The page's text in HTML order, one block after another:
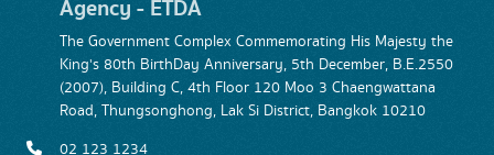
Agency - ETDA
The Government Complex Commemorating His Majesty the
King's 80th BirthDay Anniversary, 5th December, B.E.2550
(2007), Building C, 4th Floor 120 Moo 3 Chaengwattana
Road, Thungsonghong, Lak Si District, Bangkok 10210
02 123 1234